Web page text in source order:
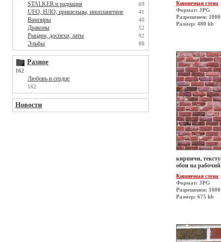
STALKER и радиация 69
UFO, НЛО, пришельцы, инопланетяне 41
Вампиры 40
Драконы 52
Рыцари, доспехи, латы 92
Эльфы 88
Разное
162
Любовь и сердце
162
Новости
Кирпичная стена
Формат: JPG
Разрешеиен:
Размер: 480 kb
кирпичи,
обои на рабочий
Кирпичная стена
Формат: JPG
Разрешеиен:
Размер: 675 kb